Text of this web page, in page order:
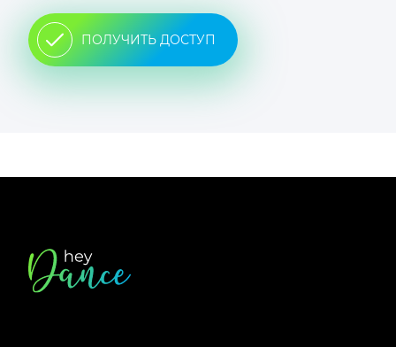
ПОЛУЧИТЬ ДОСТУП
Футер
сайта